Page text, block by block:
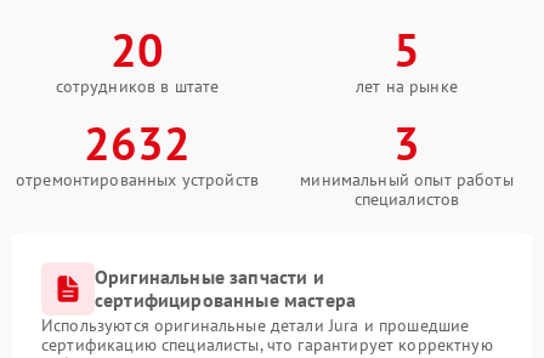
20
сотрудников в штате
5
лет на рынке
2632
отремонтированных устройств
3
минимальный опыт работы
специалистов
Оригинальные запчасти и
сертифицированные мастера
Используются оригинальные детали Jura и прошедшие
сертификацию специалисты, что гарантирует корректную